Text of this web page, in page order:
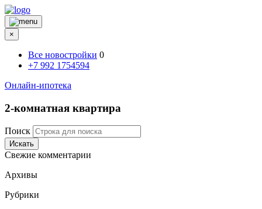
×
Все новостройки 0
+7 992 1754594
Онлайн-ипотека
2-комнатная квартира
Поиск
Искать
Свежие комментарии
Архивы
Рубрики